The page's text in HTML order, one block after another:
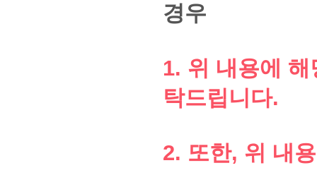
경우
1. 위 내용에
탁드립니다.
2. 또한, 위 내